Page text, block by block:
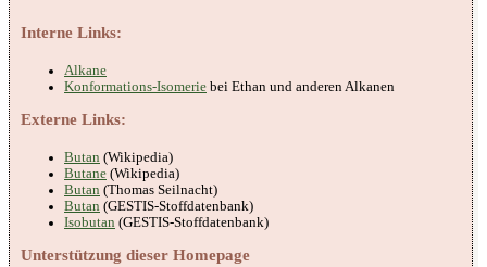
Interne Links:
Alkane
Konformations-Isomerie bei Ethan und anderen Alkanen
Externe Links:
Butan (Wikipedia)
Butane (Wikipedia)
Butan (Thomas Seilnacht)
Butan (GESTIS-Stoffdatenbank)
Isobutan (GESTIS-Stoffdatenbank)
Unterstützung dieser Homepage